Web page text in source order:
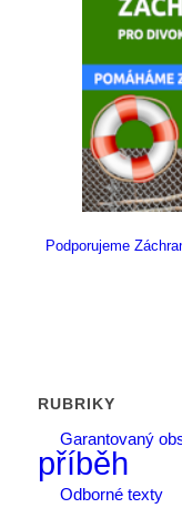
Podporujeme
RUBRIKY
Garantovaný
příběh
Odborné texty